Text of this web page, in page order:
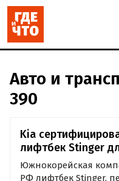
Авто и
390
Kia
лифтбек Stinger
Южнокорейская
РФ лифтбек Stinger,